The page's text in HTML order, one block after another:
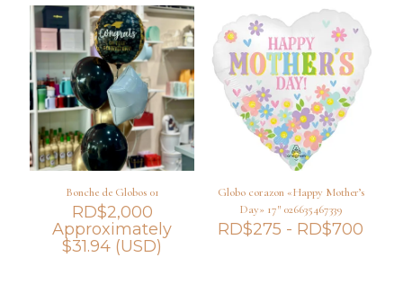
Bonche de Globos 01
RD$2,000
Approximately
$31.94 (USD)
Globo corazon «Happy Mother’s
Day» 17″ 026635467339
RD$275 - RD$700